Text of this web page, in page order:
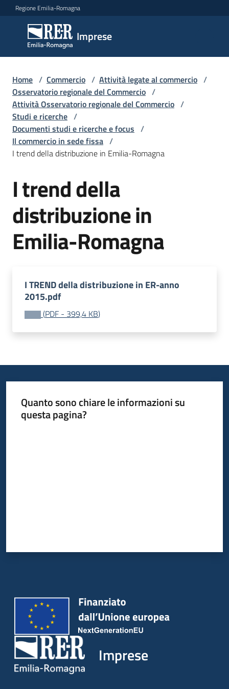
Vai al contenuto
Vai alla navigazione
Vai al footer
Regione Emilia-Romagna
Imprese
Imprese
Argomenti
Novità
Leggi
Bandi
Progetti
Seguici
Home / Commercio / Attività legate al commercio /
Osservatorio regionale del Commercio /
Attività Osservatorio regionale del Commercio /
Studi e ricerche /
Documenti studi e ricerche e focus /
Il commercio in sede fissa /
I trend della distribuzione in Emilia-Romagna
I trend della
distribuzione in
Emilia-Romagna
I TREND della distribuzione in ER-anno
2015.pdf
(PDF - 399,4 KB)
Quanto sono chiare le informazioni su
questa pagina?
Imprese